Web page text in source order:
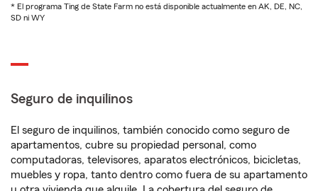
* El programa Ting de State Farm no está disponible actualmente en AK, DE, NC,
SD ni WY
Seguro de inquilinos
El seguro de inquilinos, también conocido como seguro de
apartamentos, cubre su propiedad personal, como
computadoras, televisores, aparatos electrónicos, bicicletas,
muebles y ropa, tanto dentro como fuera de su apartamento